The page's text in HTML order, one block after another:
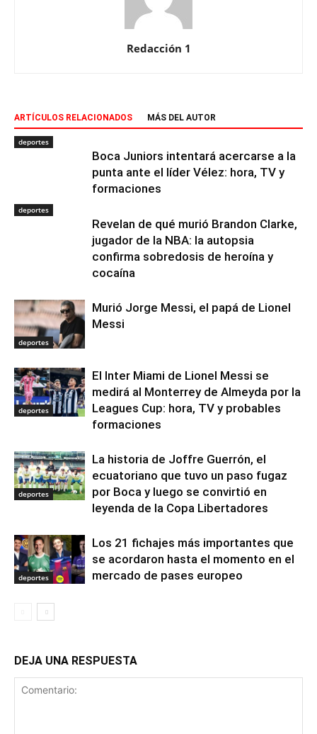
Redacción 1
ARTÍCULOS RELACIONADOS MÁS DEL AUTOR
deportes
Boca Juniors intentará acercarse a la
punta ante el líder Vélez: hora, TV y
formaciones
deportes
Revelan de qué murió Brandon Clarke,
jugador de la NBA: la autopsia
confirma sobredosis de heroína y
cocaína
deportes
Murió Jorge Messi, el papá de Lionel
Messi
deportes
El Inter Miami de Lionel Messi se
medirá al Monterrey de Almeyda por la
Leagues Cup: hora, TV y probables
formaciones
deportes
La historia de Joffre Guerrón, el
ecuatoriano que tuvo un paso fugaz
por Boca y luego se convirtió en
leyenda de la Copa Libertadores
deportes
Los 21 fichajes más importantes que
se acordaron hasta el momento en el
mercado de pases europeo
DEJA UNA RESPUESTA